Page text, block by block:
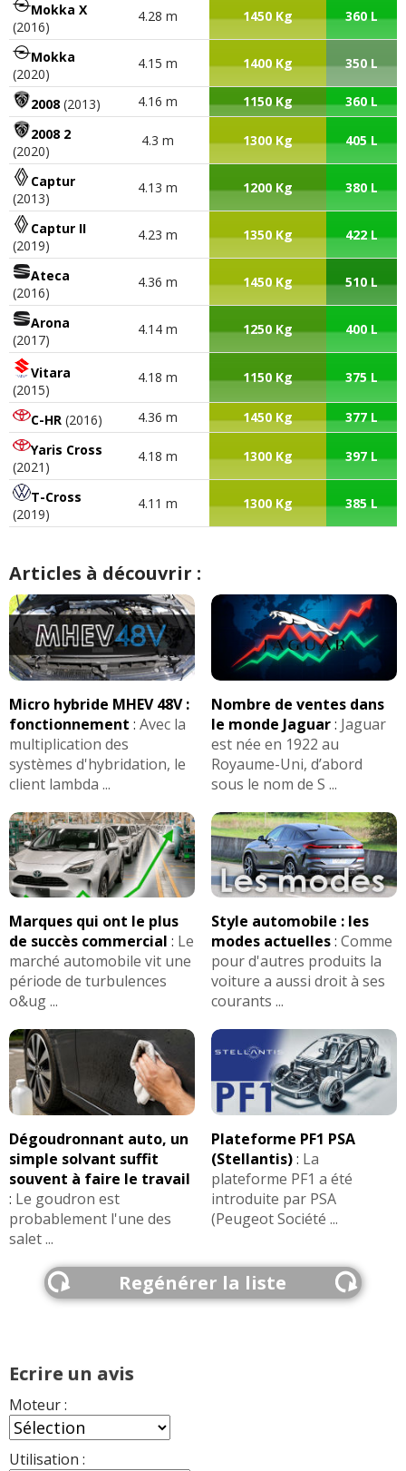
Mokka X
(2016)
4.28 m 1450 Kg 360 L
Mokka
(2020)
4.15 m 1400 Kg 350 L
2008 (2013) 4.16 m 1150 Kg
360 L
2008 2
(2020)
4.3 m 1300 Kg 405 L
Captur
(2013)
4.13 m 1200 Kg 380 L
Captur II
(2019)
4.23 m 1350 Kg 422 L
Ateca
(2016)
4.36 m 1450 Kg 510 L
Arona
(2017)
4.14 m 1250 Kg 400 L
Vitara
(2015)
4.18 m 1150 Kg 375 L
C-HR (2016) 4.36 m 1450 Kg
377 L
Yaris Cross
(2021)
4.18 m 1300 Kg 397 L
T-Cross
(2019)
4.11 m 1300 Kg 385 L
Articles à découvrir :
Micro hybride MHEV 48V :
fonctionnement : Avec la
multiplication des
systèmes d'hybridation, le
client lambda ...
Nombre de ventes dans
le monde Jaguar: Jaguar
est née en 1922 au
Royaume-Uni, d’abord
sous le nom de S ...
Marques qui ont le plus
de succès commercial : Le
marché automobile vit une
période de turbulences
o&ug ...
Style automobile : les
modes actuelles: Comme
pour d'autres produits la
voiture a aussi droit à ses
courants ...
Dégoudronnant auto, un
simple solvant suffit
souvent à faire le travail
: Le goudron est
probablement l'une des
salet ...
Plateforme PF1 PSA
(Stellantis): La
plateforme PF1 a été
introduite par PSA
(Peugeot Société ...
Regénérer la liste
Ecrire un avis
Moteur :
Utilisation :